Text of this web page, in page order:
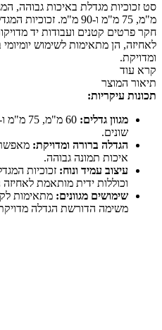
מגדלת
במגוון
גדלים
מ"מ, 75 מ"מ ו-90 מ"מ.
חקר פרטים קטנים ועבודות יד
לאחיזה, הן מתאימות לשימוש
ומדויקת.
קרא עוד
תיאור המוצר
תכונות עיקריות:
מגוון גדלים:
שונים.
הגדלה ברורה ומדויקת:
איכות תמונה גבוהה.
עיצוב עמיד ונוח: זכוכיות
וכוללות ידית מותאמת לאחיזה
שימושים מגוונים: מתאימות
משימה הדורשת הגדלה